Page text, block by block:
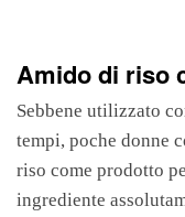
Amido di riso
Sebbene utilizzato
tempi, poche donne
riso come prodotto
ingrediente